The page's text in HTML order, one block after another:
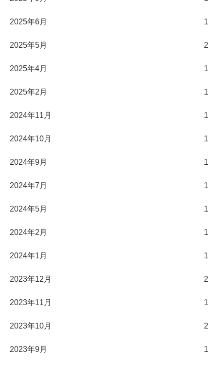
2025年6月 1
2025年5月 2
2025年4月 1
2025年2月 1
2024年11月 1
2024年10月 1
2024年9月 1
2024年7月 1
2024年5月 1
2024年2月 1
2024年1月 1
2023年12月 2
2023年11月 1
2023年10月 2
2023年9月 1